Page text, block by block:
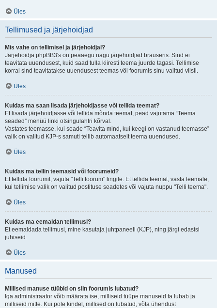
Üles
Tellimused ja järjehoidjad
Mis vahe on tellimisel ja järjehoidjal?
Järjehoidja phpBB3's on peaaegu nagu järjehoidjad brauseris. Sind ei
teavitata uuendusest, kuid saad tulla kiiresti teema juurde tagasi. Tellimise
korral sind teavitatakse uuendusest teemas või foorumis sinu valitud viisil.
Üles
Kuidas ma saan lisada järjehoidjasse või tellida teemat?
Et lisada järjehoidjasse või tellida mõnda teemat, pead vajutama “Teema
seaded” menüü linki otsingulahtri kõrval.
Vastates teemasse, kui seade “Teavita mind, kui keegi on vastanud teemasse”
valik on valitud KJP-s samuti tellib automaatselt teema uuendused.
Üles
Kuidas ma tellin teemasid või foorumeid?
Et tellida foorumit, vajuta "Telli foorum" lingile. Et tellida teemat, vasta teemale,
kui tellimise valik on valitud postituse seadetes või vajuta nuppu "Telli teema".
Üles
Kuidas ma eemaldan tellimusi?
Et eemaldada tellimusi, mine kasutaja juhtpaneeli (KJP), ning järgi edasisi
juhiseid.
Üles
Manused
Millised manuse tüübid on siin foorumis lubatud?
Iga administraator võib määrata ise, milliseid tüüpe manuseid ta lubab ja
milliseid mitte. Kui pole kindel, millised on lubatud, võta ühendust